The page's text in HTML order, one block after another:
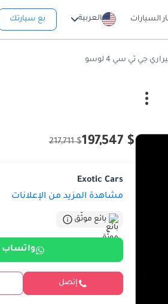
السيارات العربية بع سيارتك
جي تي سي 4 لوسو
$ 197,547
$ 217,711
Exotic Cars
مشاهدة المزيد من الإعلانات
بائع موثّق
واتساب
إتصل